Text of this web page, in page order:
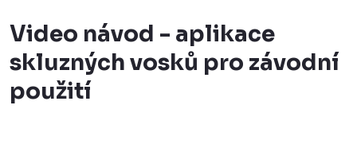
Video návod - aplikace
skluzných vosků pro závodní
použití